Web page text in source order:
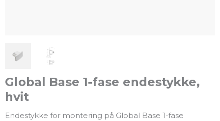
Global Base 1-fase endestykke,
hvit
Endestykke for montering på Global Base 1-fase